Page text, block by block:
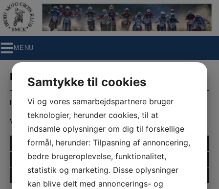
Hop
til
indholdet
MENU
Billeder og videoer:
Her kan du se billedgallerier fra forskellige aktiviteter i klubben.
Vælg en fane i venstremenuen.
BMCK billedgalleri
Photophobia Galleri
Nicky Vølund (Hjelm Kamera)
Samtykke til cookies
Vi og vores samarbejdspartnere bruger
teknologier, herunder cookies, til at
indsamle oplysninger om dig til forskellige
formål, herunder: Tilpasning af annoncering,
bedre brugeroplevelse, funktionalitet,
statistik og marketing. Disse oplysninger
kan blive delt med annoncerings- og